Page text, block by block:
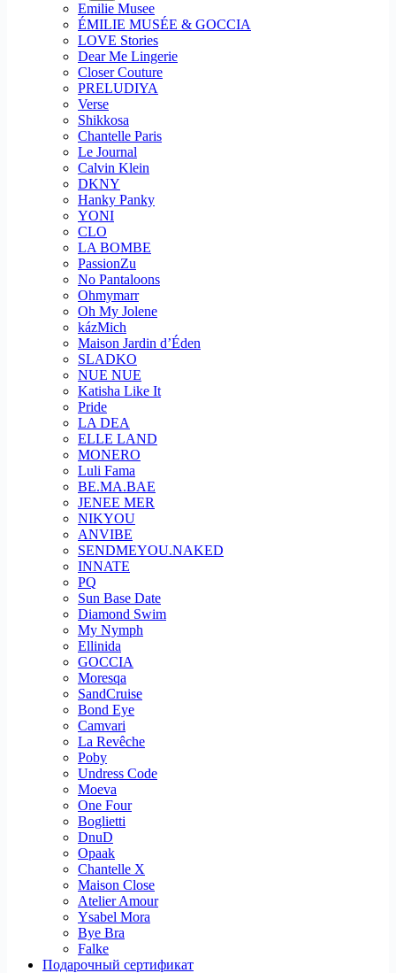
Emilie Musee
ÉMILIE MUSÉE & GOCCIA
LOVE Stories
Dear Me Lingerie
Closer Couture
PRELUDIYA
Verse
Shikkosa
Chantelle Paris
Le Journal
Calvin Klein
DKNY
Hanky Panky
YONI
CLO
LA BOMBE
PassionZu
No Pantaloons
Ohmymarr
Oh My Jolene
kázMich
Maison Jardin d’Éden
SLADKO
NUE NUE
Katisha Like It
Pride
LA DEA
ELLE LAND
MONERO
Luli Fama
BE.MA.BAE
JENEE MER
NIKYOU
ANVIBE
SENDMEYOU.NAKED
INNATE
PQ
Sun Base Date
Diamond Swim
My Nymph
Ellinida
GOCCIA
Moresqa
SandCruise
Bond Eye
Camvari
La Revêche
Poby
Undress Code
Moeva
One Four
Boglietti
DnuD
Opaak
Chantelle X
Maison Close
Atelier Amour
Ysabel Mora
Bye Bra
Falke
Подарочный сертификат